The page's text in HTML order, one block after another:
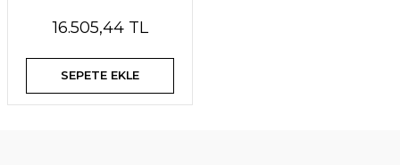
16.505,44 TL
SEPETE EKLE